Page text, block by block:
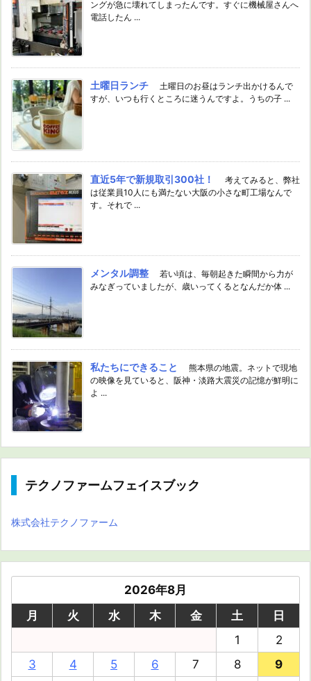
ングが急に壊れてしまったんです。すぐに機械屋さんへ
電話したん ...
土曜日ランチ
土曜日のお昼はランチ出かけるんで
すが、いつも行くところに迷うんですよ。うちの子 ...
直近5年で新規取引300社！
考えてみると、弊社
は従業員10人にも満たない大阪の小さな町工場なんで
す。それで ...
メンタル調整
若い頃は、毎朝起きた瞬間から力が
みなぎっていましたが、歳いってくるとなんだか体 ...
私たちにできること
熊本県の地震。ネットで現地
の映像を見ていると、阪神・淡路大震災の記憶が鮮明に
よ ...
テクノファームフェイスブック
株式会社テクノファーム
2026年8月
月
火 水 木 金 土
日
1
2
3
4 5 6 7 8
9